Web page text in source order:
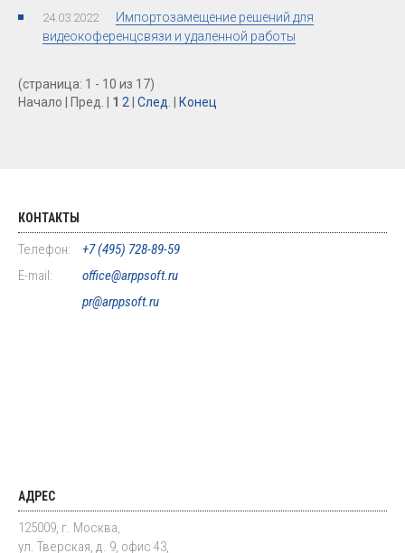
24.03.2022
Импортозамещение решений для
видеокоференцсвязи и удаленной работы
(страница: 1 - 10 из 17)
Начало | Пред. | 1 2 След. Конец
КОНТАКТЫ
Телефон:
+7 (495) 728-89-59
E-mail:
office@arppsoft.ru
pr@arppsoft.ru
АДРЕС
125009, г. Москва,
ул. Тверская, д. 9, офис 43,